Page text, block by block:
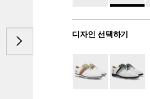
디자인 선택하기